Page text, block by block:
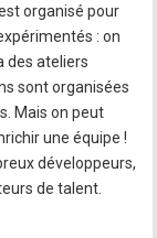
organisé pour
: on
des ateliers
sont organisées
Mais on peut
une équipe !
développeurs,
de talent.